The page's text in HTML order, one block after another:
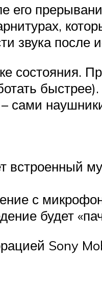
его
звука после
– сами
с
будет
Sony